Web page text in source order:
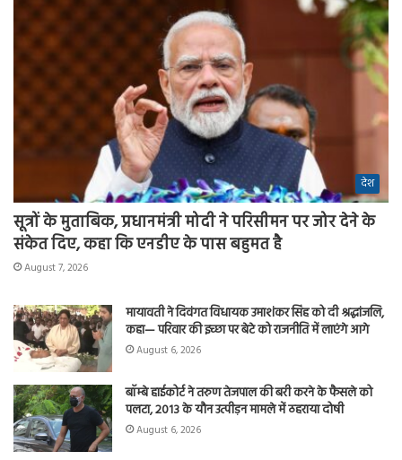
देश
सूत्रों के मुताबिक, प्रधानमंत्री मोदी ने परिसीमन पर जोर देने के
संकेत दिए, कहा कि एनडीए के पास बहुमत है
August 7, 2026
मायावती ने दिवंगत विधायक उमाशंकर सिंह को दी श्रद्धांजलि,
कहा— परिवार की इच्छा पर बेटे को राजनीति में लाएंगे आगे
August 6, 2026
बॉम्बे हाईकोर्ट ने तरुण तेजपाल की बरी करने के फैसले को
पलटा, 2013 के यौन उत्पीड़न मामले में ठहराया दोषी
August 6, 2026